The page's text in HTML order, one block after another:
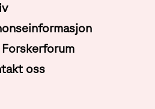
Forskerforum
oss